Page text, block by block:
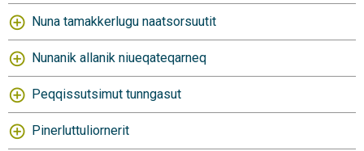
Nuna tamakkerlugu naatsorsuutit
Nunanik allanik niueqateqarneq
Peqqissutsimut tunngasut
Pinerluttuliornerit